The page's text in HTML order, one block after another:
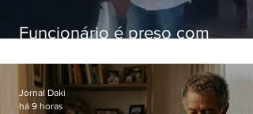
Funcionário é preso com
Hospital do Andaraí
Jornal Daki
há 9 horas